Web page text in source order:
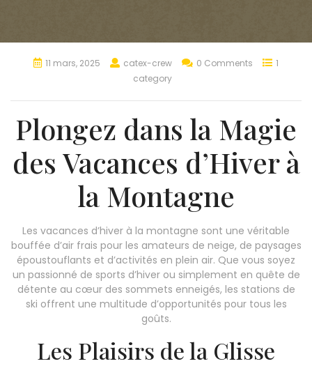
11 mars, 2025 catex-crew 0 Comments
1
category
Plongez dans la Magie
des Vacances d’Hiver à
la Montagne
Les vacances d’hiver à la montagne sont une véritable
bouffée d’air frais pour les amateurs de neige, de paysages
époustouflants et d’activités en plein air. Que vous soyez
un passionné de sports d’hiver ou simplement en quête de
détente au cœur des sommets enneigés, les stations de
ski offrent une multitude d’opportunités pour tous les
goûts.
Les Plaisirs de la Glisse